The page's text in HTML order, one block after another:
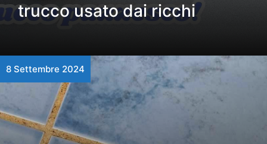
trucco usato dai ricchi
8 Settembre 2024